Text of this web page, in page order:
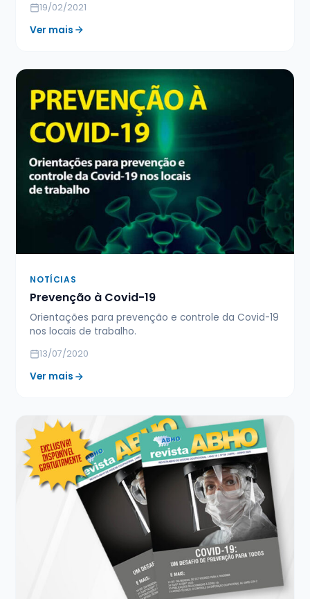
19/02/2021
Ver mais
NOTÍCIAS
Prevenção à Covid-19
Orientações para prevenção e controle da Covid-19
nos locais de trabalho.
13/07/2020
Ver mais